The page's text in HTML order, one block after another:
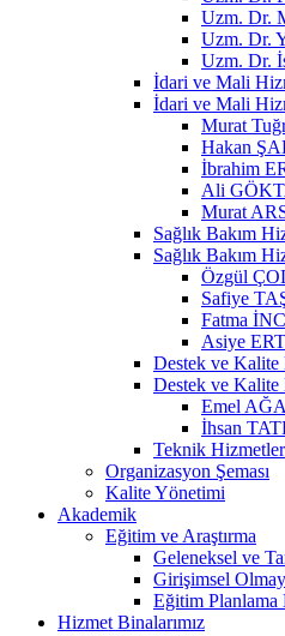
Uzm. Dr.
Uzm. Dr.
Uzm. Dr.
İdari ve Mali
İdari ve Mali
Murat
Hakan
İbrahim
Ali
Murat
Sağlık Bakım
Sağlık Bakım
Özgül
Safiye
Fatma
Asiye
Destek ve Kalite
Destek ve
Emel
İhsan
Teknik
Organizasyon Şeması
Kalite Yönetimi
Akademik
Eğitim ve Araştırma
Geleneksel ve
Girişimsel
Eğitim
Hizmet Binalarımız